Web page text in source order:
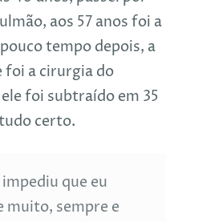
aos 57 anos foi a
tempo depois, a
foi a cirurgia do
foi subtraído em 35
certo.
que eu
muito, sempre e